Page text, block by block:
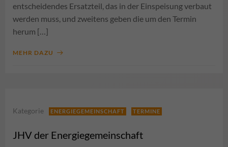
entscheidendes Ersatzteil, das in der Einspeisung verbaut
werden muss, und zweitens geben die um den Termin
herum […]
MEHR DAZU
Kategorie ENERGIEGEMEINSCHAFT TERMINE
JHV der Energiegemeinschaft